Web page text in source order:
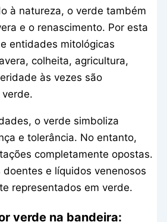
à natureza, o verde também
e o renascimento. Por esta
entidades mitológicas
colheita, agricultura,
às vezes são
o verde simboliza
e tolerância. No entanto,
completamente opostas.
e líquidos venenosos
representados em verde.
verde na bandeira: